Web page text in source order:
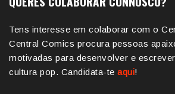
Tens interesse em colaborar com o
Central Comics procura pessoas
motivadas para desenvolver e
cultura pop. Candidata-te aqui!